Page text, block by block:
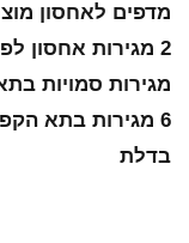
מדפים לאחסון
2 מגירות אחסון לפירות וירקות עם מאזן לחות
מגירות סמויות
בדלת